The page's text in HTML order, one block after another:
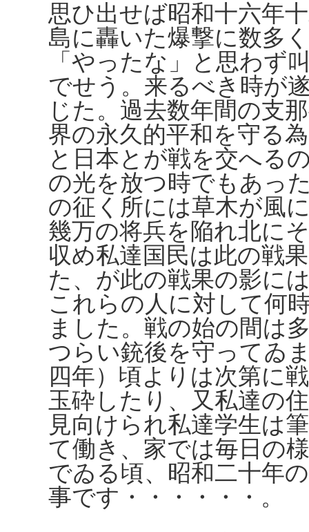
思ひ出せば昭和十六年
島に轟いた爆撃に数多
「やったな」と思わず
でせう。来るべき時が
じた。過去数年間の支
界の永久的平和を守る
と日本とが戦を交へる
の光を放つ時でもあっ
の征く所には草木が風
幾万の将兵を陥れ北に
収め私達国民は此の戦
た、が此の戦果の影に
これらの人に対して何
ました。戦の始の間は
つらい銃後を守ってゐ
四年）頃よりは次第に
玉砕したり、又私達の
見向けられ私達学生は
て働き、家では毎日の
でゐる頃、昭和二十年
事です・・・・・・。